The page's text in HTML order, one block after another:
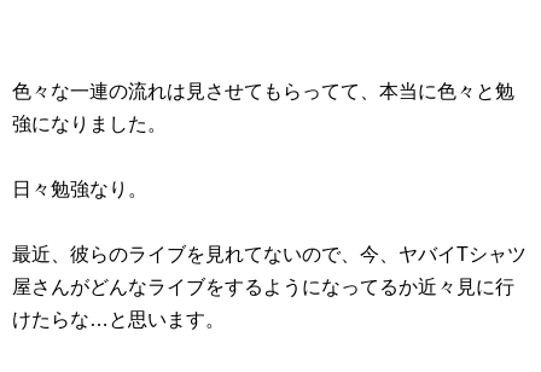
色々な一連の流れは見させてもらってて、本当に色々と勉
強になりました。
日々勉強なり。
最近、彼らのライブを見れてないので、今、ヤバイTシャツ
屋さんがどんなライブをするようになってるか近々見に行
けたらな…と思います。